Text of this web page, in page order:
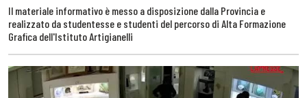
Il materiale informativo è messo a disposizione dalla Provincia e
realizzato da studentesse e studenti del percorso di Alta Formazione
Grafica dell'Istituto Artigianelli